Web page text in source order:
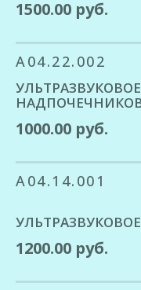
1500.00 руб.
A04.22.002
1000.00 руб.
A04.14.001
1200.00 руб.